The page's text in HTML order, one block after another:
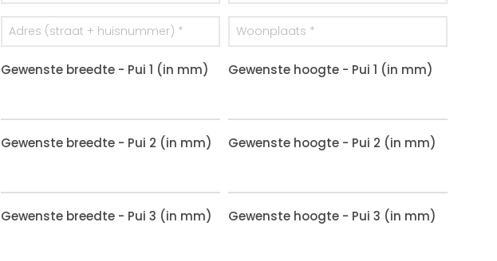
Gewenste breedte - Pui 1 (in mm) Gewenste hoogte - Pui 1 (in mm)
Gewenste breedte - Pui 2 (in mm) Gewenste hoogte - Pui 2 (in mm)
Gewenste breedte - Pui 3 (in mm) Gewenste hoogte - Pui 3 (in mm)